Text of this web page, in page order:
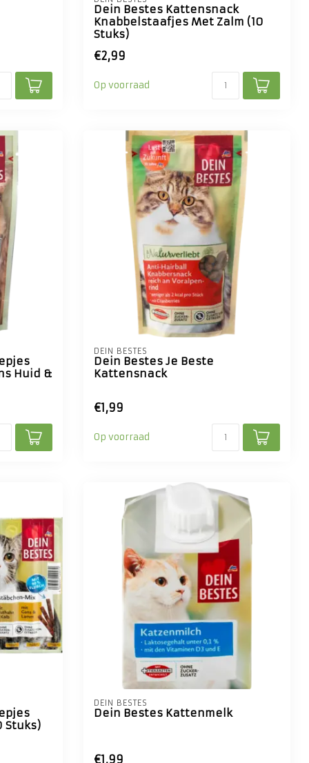
Dein Bestes Kattensnack
Knabbelstaafjes Met Zalm (10
Stuks)
€2,99
Op voorraad
Huid &
DEIN BESTES
Dein Bestes Je Beste
Kattensnack
€1,99
Op voorraad
Stuks)
DEIN BESTES
Dein Bestes Kattenmelk
€1,99